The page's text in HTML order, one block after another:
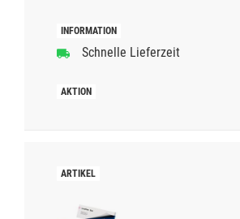
Schnelle Lieferzeit